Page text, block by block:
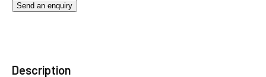
Send an enquiry
Description